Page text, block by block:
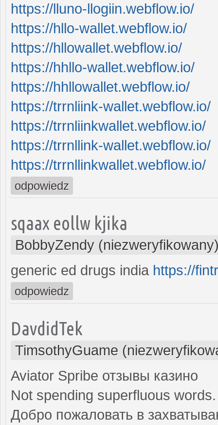
https://lluno-llogiin.webflow.io/
https://hllo-wallet.webflow.io/
https://hllowallet.webflow.io/
https://hhllo-wallet.webflow.io/
https://hhllowallet.webflow.io/
https://trrnliink-wallet.webflow.io/
https://trrnliinkwallet.webflow.io/
https://trrnllink-wallet.webflow.io/
https://trrnllinkwallet.webflow.io/
odpowiedz
sqaax eollw kjika
BobbyZendy
generic ed drugs india https://
odpowiedz
DavdidTek
TimsothyGuame
Aviator Spribe отзывы казино
Not spending superfluous words.
Добро пожаловать в